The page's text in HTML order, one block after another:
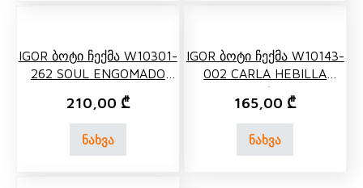
IGOR Ბოტი Ჩექმა W10301-
262 SOUL ENGOMADO
210,00 ₾
ნახვა
IGOR Ბოტი Ჩექმა W10143-
002 CARLA HEBILLA
NEGRO/BLACK
165,00 ₾
ნახვა